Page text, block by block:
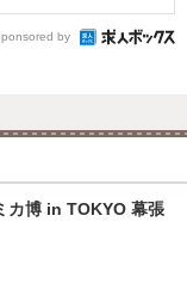
by
カ博 in TOKYO 幕張